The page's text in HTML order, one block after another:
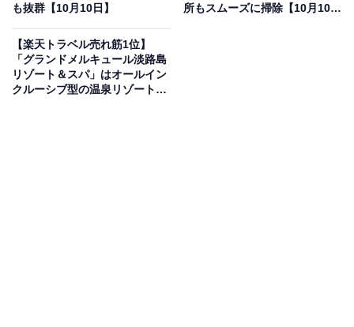
楽天トラベルでホテルを見る
も抜群【10月10日】
所もスムーズに掃除【10月10
【楽天トラベル売れ筋1位】
「グランドメルキュール淡路島
リゾート＆スパ」はオールイン
クルーシブ型の温泉リゾート